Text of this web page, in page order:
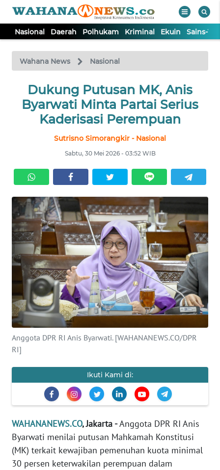
Nasional Daerah Polhukam Kriminal Ekuin Sains-
Wahana News Nasional
Dukung Putusan MK, Anis
Byarwati Minta Partai Serius
Kaderisasi Perempuan
Sutrisno Simorangkir - Nasional
Sabtu, 30 Mei 2026 - 03:52 WIB
Anggota DPR RI Anis Byarwati. [WAHANANEWS.CO/DPR
RI]
Ikuti Kami di:
WAHANANEWS.CO, Jakarta -Anggota DPR RI Anis
Byarwati menilai putusan Mahkamah Konstitusi
(MK) terkait kewajiban pemenuhan kuota minimal
30 persen keterwakilan perempuan dalam
TV
Tutup
NASIONAL
DAERAH
KRIMINAL
EKUIN
SAINS-TEKNO
KESEHATAN
INTERNASIONAL
SERBA-SERBI
PENDIDIKAN
Informasi
INDEKS